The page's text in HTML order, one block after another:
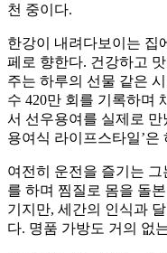
천 중이다.
한강이 내려다보이는 집
페로 향한다. 건강하고
주는 하루의 선물 같은
수 420만 회를 기록하며
서 선우용여를 실제로 만
용여식 라이프스타일’
여전히 운전을 즐기는
를 하며 찜질로 몸을 돌
기지만, 세간의 인식과
다. 명품 가방도 거의 없